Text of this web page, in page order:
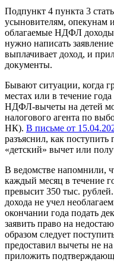
Подпункт 4 пункта 3
усыновителям, опекунам
облагаемые НДФЛ доходы
нужно написать
выплачивает доход, и
документы.
Бывают ситуации, когда
местах или в течение
НДФЛ-вычеты на детей
налогового агента по
НК). В письме от
разъяснил, как
«детский» вычет или
В ведомстве напомнили,
каждый месяц в течение
превысит 350 тыс.
дохода не учел
окончании года подать
заявить право на
образом следует
предоставил вычеты не
приложить